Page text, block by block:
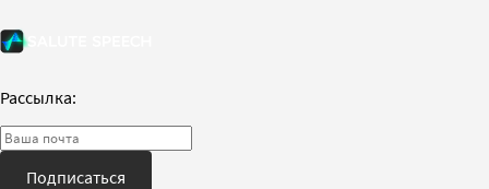
Рассылка:
Подписаться